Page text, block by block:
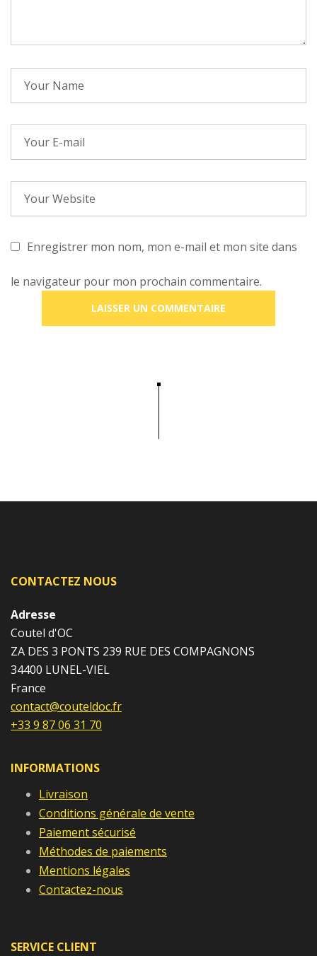
Enregistrer mon nom, mon e-mail et mon site dans
le navigateur pour mon prochain commentaire.
CONTACTEZ NOUS
Adresse
Coutel d'OC
ZA DES 3 PONTS 239 RUE DES COMPAGNONS
34400 LUNEL-VIEL
France
contact@couteldoc.fr
+33 9 87 06 31 70
INFORMATIONS
Livraison
Conditions générale de vente
Paiement sécurisé
Méthodes de paiements
Mentions légales
Contactez-nous
SERVICE CLIENT